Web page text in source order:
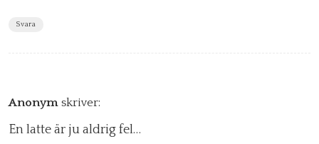
Svara
Anonym skriver:
En latte är ju aldrig fel…